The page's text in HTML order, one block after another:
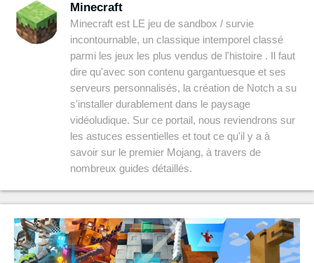
MGG Minecraft
Minecraft est LE jeu de sandbox / survie
incontournable, un classique intemporel classé
parmi les jeux les plus vendus de l'histoire . Il faut
dire qu'avec son contenu gargantuesque et ses
serveurs personnalisés, la création de Notch a su
s'installer durablement dans le paysage
vidéoludique. Sur ce portail, nous reviendrons sur
les astuces essentielles et tout ce qu'il y a à
savoir sur le premier Mojang, à travers de
nombreux guides détaillés.